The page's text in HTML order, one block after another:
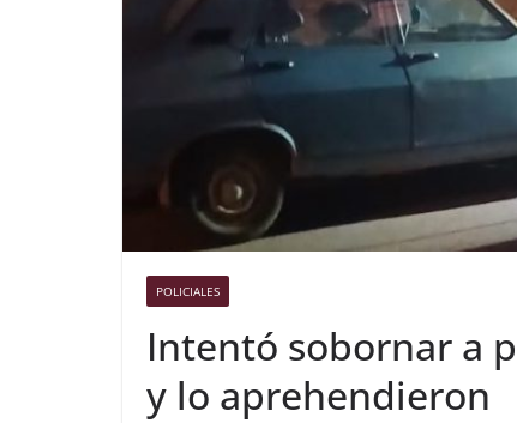
POLICIALES
Intentó sobornar a
y lo aprehendieron